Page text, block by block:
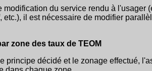
modification du service rendu à
etc.), il est nécessaire de modifier
zone des taux de TEOM
principe décidé et le zonage effectué,